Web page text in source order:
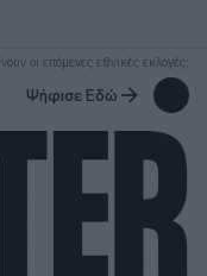
οι επόμενες εθνικές εκλογές;
Ψήφισε Εδώ